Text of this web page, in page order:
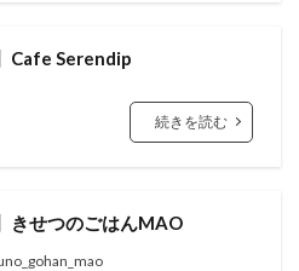
Cafe Serendip
続きを読む
きせつのごはんMAO